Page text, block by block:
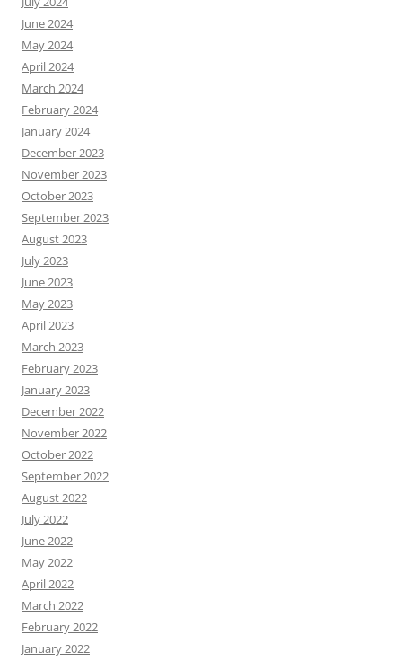
June 2024
May 2024
April 2024
March 2024
February 2024
January 2024
December 2023
November 2023
October 2023
September 2023
August 2023
July 2023
June 2023
May 2023
April 2023
March 2023
February 2023
January 2023
December 2022
November 2022
October 2022
September 2022
August 2022
July 2022
June 2022
May 2022
April 2022
March 2022
February 2022
January 2022